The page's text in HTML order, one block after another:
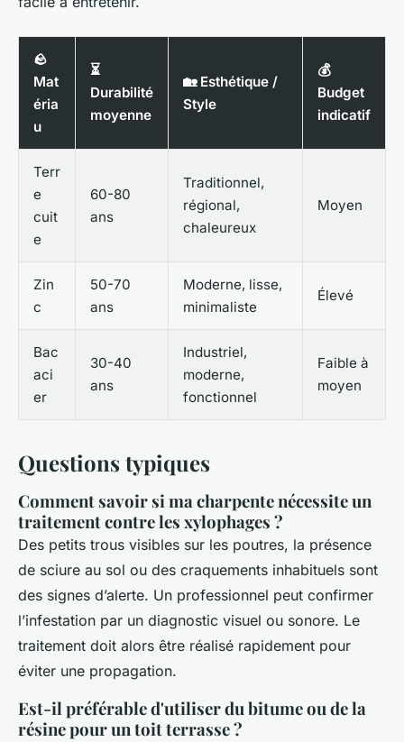
🪨
Mat
éria
u
⏳
Durabilité
moyenne
🏡 Esthétique /
Style
💰
Budget
indicatif
Terr
e
cuit
e
60-80
ans
Traditionnel,
régional,
chaleureux
Moyen
Zin
c
50-70
ans
Moderne, lisse,
minimaliste
Élevé
Bac
aci
er
30-40
ans
Industriel,
moderne,
fonctionnel
Faible à
moyen
Questions typiques
Comment savoir si ma charpente nécessite un
traitement contre les xylophages ?
Des petits trous visibles sur les poutres, la présence
de sciure au sol ou des craquements inhabituels sont
des signes d’alerte. Un professionnel peut confirmer
l’infestation par un diagnostic visuel ou sonore. Le
traitement doit alors être réalisé rapidement pour
éviter une propagation.
Est-il préférable d'utiliser du bitume ou de la
résine pour un toit terrasse ?